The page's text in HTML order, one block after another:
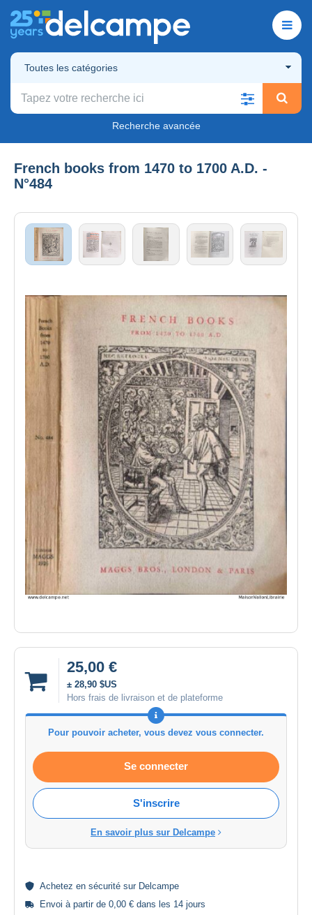
Toutes les catégories
Recherche avancée
French books from 1470 to 1700 A.D. -
N°484
25,00 €
± 28,90 $US
Hors frais de livraison et de plateforme
Pour pouvoir acheter, vous devez vous connecter.
Se connecter
S'inscrire
En savoir plus sur Delcampe
Achetez en sécurité sur Delcampe
Envoi à partir de 0,00 € dans les 14 jours